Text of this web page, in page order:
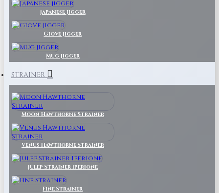
Japanese jigger
Giove jigger
Mug jigger
STRAINER
Moon Hawthorne Strainer
Venus Hawthorne Strainer
Julep Strainer Iperione
Fine Strainer